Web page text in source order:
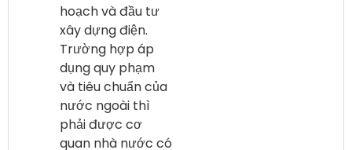
hoạch và đầu tư
xây dựng điện.
Trường hợp áp
dụng quy phạm
và tiêu chuẩn của
nước ngoài thì
phải được cơ
quan nhà nước có